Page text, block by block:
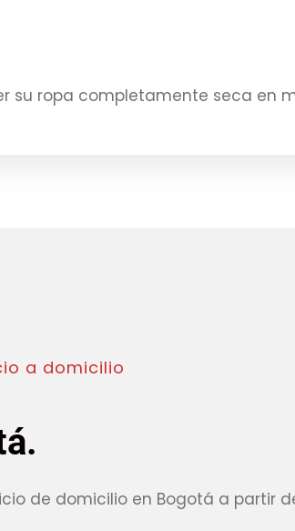
su ropa completamente seca en
a domicilio
de domicilio en Bogotá a partir